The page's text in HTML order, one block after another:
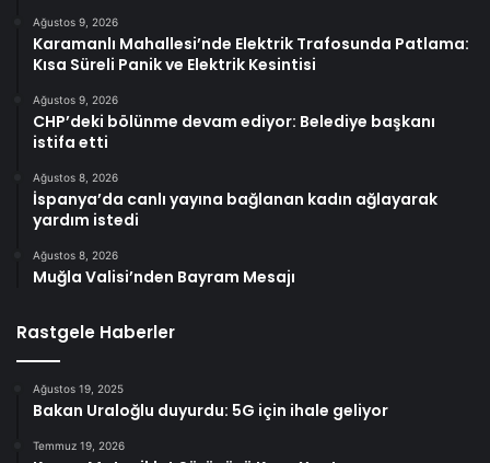
Ağustos 9, 2026
Karamanlı Mahallesi’nde Elektrik Trafosunda Patlama:
Kısa Süreli Panik ve Elektrik Kesintisi
Ağustos 9, 2026
CHP’deki bölünme devam ediyor: Belediye başkanı
istifa etti
Ağustos 8, 2026
İspanya’da canlı yayına bağlanan kadın ağlayarak
yardım istedi
Ağustos 8, 2026
Muğla Valisi’nden Bayram Mesajı
Rastgele Haberler
Ağustos 19, 2025
Bakan Uraloğlu duyurdu: 5G için ihale geliyor
Temmuz 19, 2026